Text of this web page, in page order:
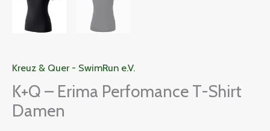
Kreuz & Quer - SwimRun e.V.
K+Q – Erima Perfomance T-Shirt
Damen